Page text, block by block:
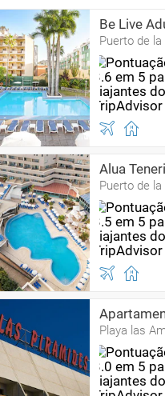
Be Live
Puerto de la
Alua
Puerto de la
Playa las